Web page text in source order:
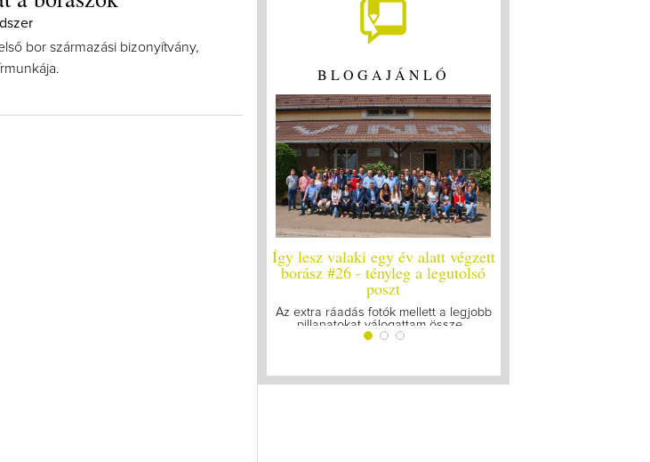
bor származási bizonyítvány,
BLOGAJÁNLÓ
Így lesz valaki egy év alatt végzett
borász #26 - tényleg a legutolsó
Az extra ráadás fotók mellett a legjobb
pillanatokat válogattam össze...
Így lesz valaki egy év alatt